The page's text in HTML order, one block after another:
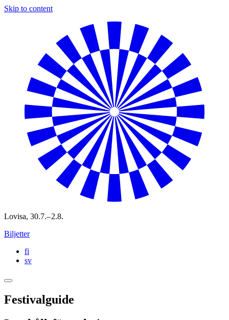
Skip to content
Lovisa, 30.7.– 2.8.
Biljetter
fi
sv
Festivalguide